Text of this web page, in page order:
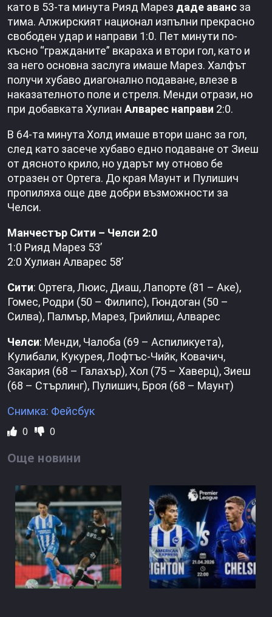
като в 53-та минута Рияд Марез даде аванс за
тима. Алжирският национал изпълни прекрасно
свободен удар и направи 1:0. Пет минути по-
късно “гражданите” вкараха и втори гол, като и
за него основна заслуга имаше Марез. Халфът
получи хубаво диагонално подаване, влезе в
наказателното поле и стреля. Менди отрази, но
при добавката Хулиан Алварес направи 2:0.
В 64-та минута Холд имаше втори шанс за гол,
след като засече хубаво едно подаване от Зиеш
от дясното крило, но ударът му отново бе
отразен от Ортега. До края Маунт и Пулишич
пропиляха още две добри възможности за
Челси.
Манчестър Сити – Челси 2:0
1:0 Рияд Марез 53’
2:0 Хулиан Алварес 58’
Сити: Ортега, Люис, Диаш, Лапорте (81 – Аке),
Гомес, Родри (50 – Филипс), Гюндоган (50 –
Силва), Палмър, Марез, Грийлиш, Алварес
Челси: Менди, Чалоба (69 – Аспиликуета),
Кулибали, Кукурея, Лофтъс-Чийк, Ковачич,
Закария (68 – Галахър), Хол (75 – Хаверц), Зиеш
(68 – Стърлинг), Пулишич, Броя (68 – Маунт)
Снимка: Фейсбук
0 0
Още новини